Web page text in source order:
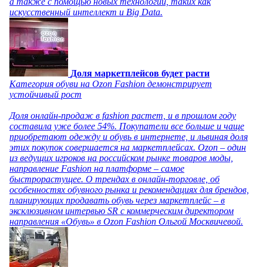
искусственный интеллект и Big Data.
Доля маркетплейсов будет расти
Категория обуви на Ozon Fashion демонстрирует
устойчивый рост
Доля онлайн-продаж в fashion растет, и в прошлом году
составила уже более 54%. Покупатели все больше и чаще
приобретают одежду и обувь в интернете, и львиная доля
этих покупок совершается на маркетплейсах. Ozon – один
из ведущих игроков на российском рынке товаров моды,
направление Fashion на платформе – самое
быстрорастущее. О трендах в онлайн-торговле, об
особенностях обувного рынка и рекомендациях для брендов,
планирующих продавать обувь через маркетплейс – в
эксклюзивном интервью SR с коммерческим директором
направления «Обувь» в Ozon Fashion Ольгой Москвичевой.